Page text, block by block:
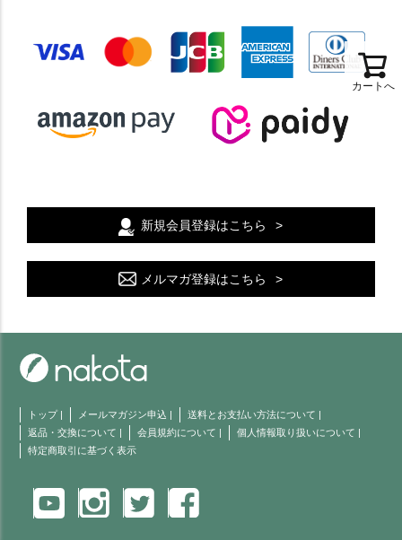
カートへ
新規会員登録はこちら
メルマガ登録はこちら
トップ| メールマガジン申込 | 送料とお支払い方法について |
返品・交換について | 会員規約について | 個人情報取り扱いについて |
特定商取引に基づく表示